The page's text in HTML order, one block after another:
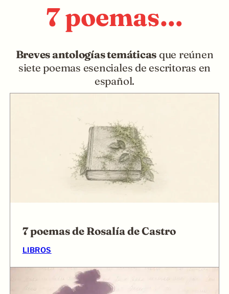
7 poemas…
Breves antologías temáticas que reúnen
siete poemas esenciales de escritoras en
español.
7 poemas de Rosalía de Castro
LIBROS